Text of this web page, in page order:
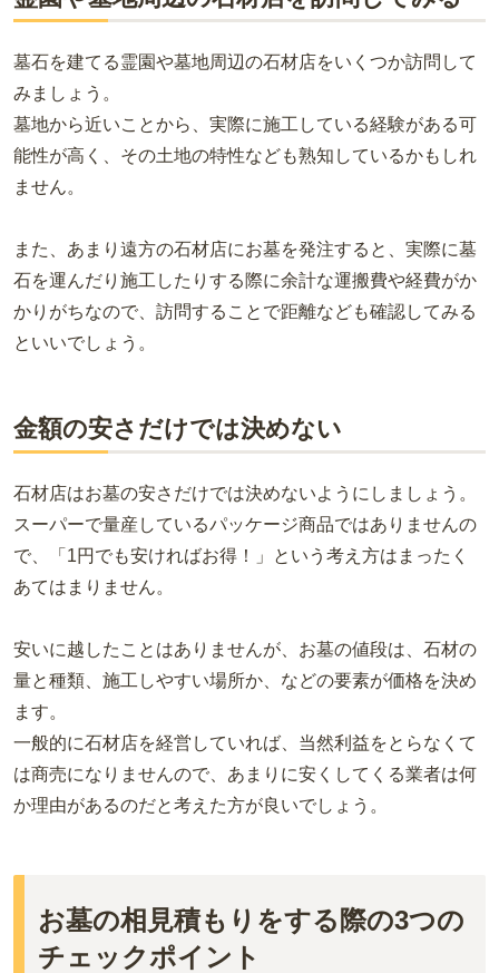
墓石を建てる霊園や墓地周辺の石材店をいくつか訪問して
みましょう。
墓地から近いことから、実際に施工している経験がある可
能性が高く、その土地の特性なども熟知しているかもしれ
ません。
また、あまり遠方の石材店にお墓を発注すると、実際に墓
石を運んだり施工したりする際に余計な運搬費や経費がか
かりがちなので、訪問することで距離なども確認してみる
といいでしょう。
金額の安さだけでは決めない
石材店はお墓の安さだけでは決めないようにしましょう。
スーパーで量産しているパッケージ商品ではありませんの
で、「1円でも安ければお得！」という考え方はまったく
あてはまりません。
安いに越したことはありませんが、お墓の値段は、石材の
量と種類、施工しやすい場所か、などの要素が価格を決め
ます。
一般的に石材店を経営していれば、当然利益をとらなくて
は商売になりませんので、あまりに安くしてくる業者は何
か理由があるのだと考えた方が良いでしょう。
お墓の相見積もりをする際の3つの
チェックポイント